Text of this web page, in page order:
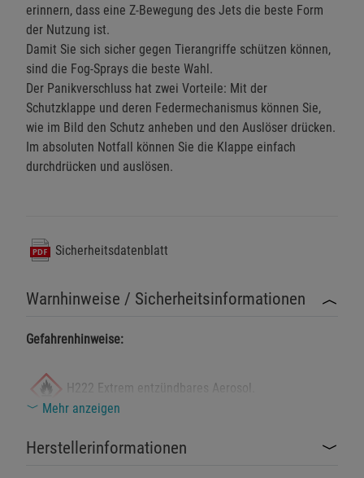
erinnern, dass eine Z-Bewegung des Jets die beste Form
der Nutzung ist.
Damit Sie sich sicher gegen Tierangriffe schützen können,
sind die Fog-Sprays die beste Wahl.
Der Panikverschluss hat zwei Vorteile: Mit der
Schutzklappe und deren Federmechanismus können Sie,
wie im Bild den Schutz anheben und den Auslöser drücken.
Im absoluten Notfall können Sie die Klappe einfach
durchdrücken und auslösen.
Sicherheitsdatenblatt
Warnhinweise / Sicherheitsinformationen
Gefahrenhinweise:
H222 Extrem entzündbares Aerosol.
Mehr anzeigen
Herstellerinformationen